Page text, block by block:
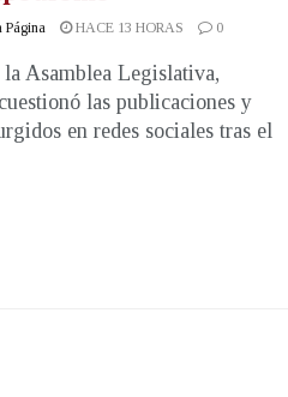
Página HACE 13 HORAS 0
Asamblea Legislativa,
las publicaciones y
en redes sociales tras el